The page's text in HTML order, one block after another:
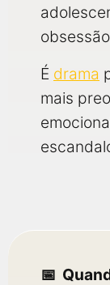
É drama
mais